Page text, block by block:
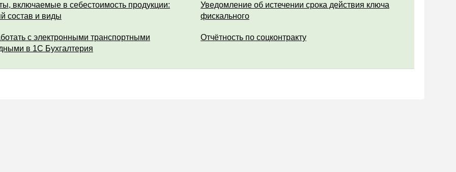
включаемые в себестоимость продукции:
состав и виды
с электронными транспортными
в 1С Бухгалтерия
Уведомление об истечении срока действия ключа
фискального
Отчётность по соцконтракту